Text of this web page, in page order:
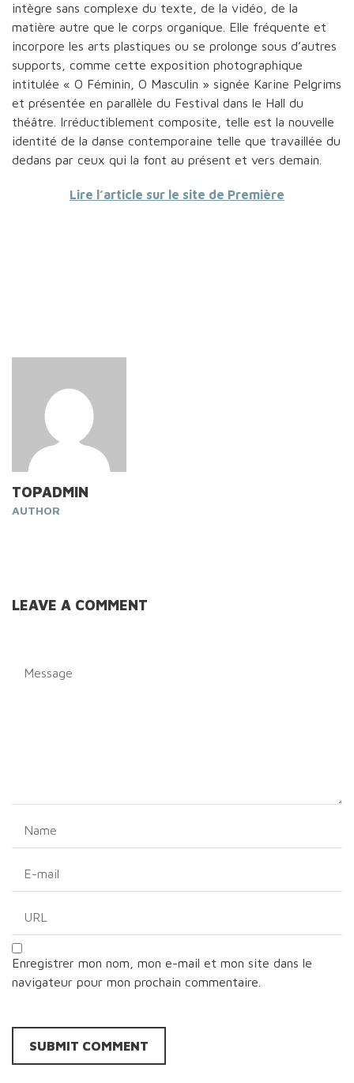
intègre sans complexe du texte, de la vidéo, de la
matière autre que le corps organique. Elle fréquente et
incorpore les arts plastiques ou se prolonge sous d’autres
supports, comme cette exposition photographique
intitulée « O Féminin, O Masculin » signée Karine Pelgrims
et présentée en parallèle du Festival dans le Hall du
théâtre. Irréductiblement composite, telle est la nouvelle
identité de la danse contemporaine telle que travaillée du
dedans par ceux qui la font au présent et vers demain.
Lire l’article sur le site de Première
TOPADMIN
AUTHOR
LEAVE A COMMENT
Enregistrer mon nom, mon e-mail et mon site dans le
navigateur pour mon prochain commentaire.